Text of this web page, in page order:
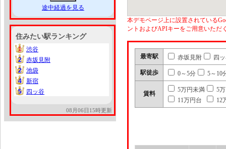
途中経過を見る
住みたい駅ランキング
1
1
渋谷
2
2
赤坂見附
2
2
池袋
4
4
新宿
5
5 四ッ谷
08月06日15時更新
本デモページ上に設置されている
ントおよびAPIキーをご用意いただ
最寄駅 赤坂見附 四
駅徒歩 0～5分 5～10
賃料
5万円未満
5
11万円台
12